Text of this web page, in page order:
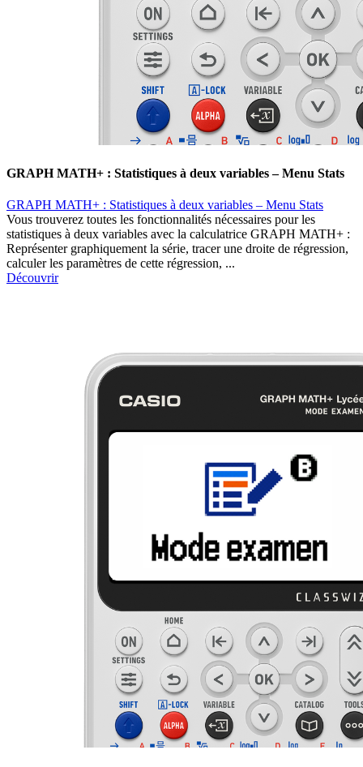
GRAPH MATH+ : Statistiques à deux variables – Menu Stats
GRAPH MATH+ : Statistiques à deux variables – Menu Stats
Vous trouverez toutes les fonctionnalités nécessaires pour les
statistiques à deux variables avec la calculatrice GRAPH MATH+ :
Représenter graphiquement la série, tracer une droite de régression,
calculer les paramètres de cette régression, ...
Découvrir